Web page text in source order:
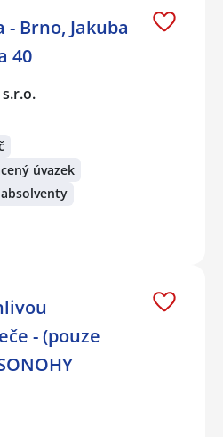
- Brno, Jakuba
40
úvazek
- (pouze